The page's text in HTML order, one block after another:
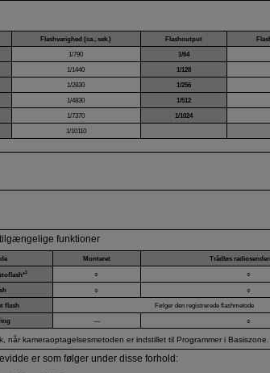
Flashvarighed (ca., sek.) Flashoutput
1/790 1/64
1/1440 1/128
1/2830 1/256
1/4830 1/512
1/7370 1/1024
1/10110
funktioner
Monteret
Trådløs
1 ○
○
○
○
flash
Følger den registrerede flashmetode
― ○
når kameraoptagelsesmetoden er indstillet til Programmer i Basiszone.
er som følger under disse forhold: